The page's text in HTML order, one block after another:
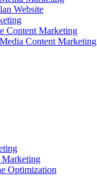
Website
Content Marketing
Content Marketing
Marketing
Optimization